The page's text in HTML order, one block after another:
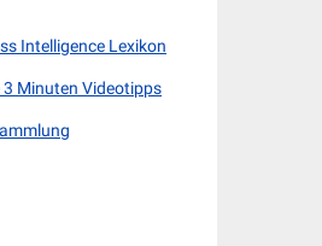
Intelligence Lexikon
3 Minuten Videotipps